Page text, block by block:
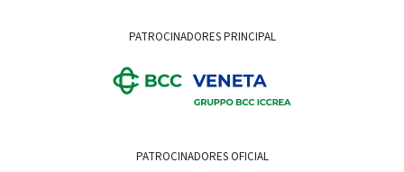
PATROCINADORES PRINCIPAL
PATROCINADORES OFICIAL